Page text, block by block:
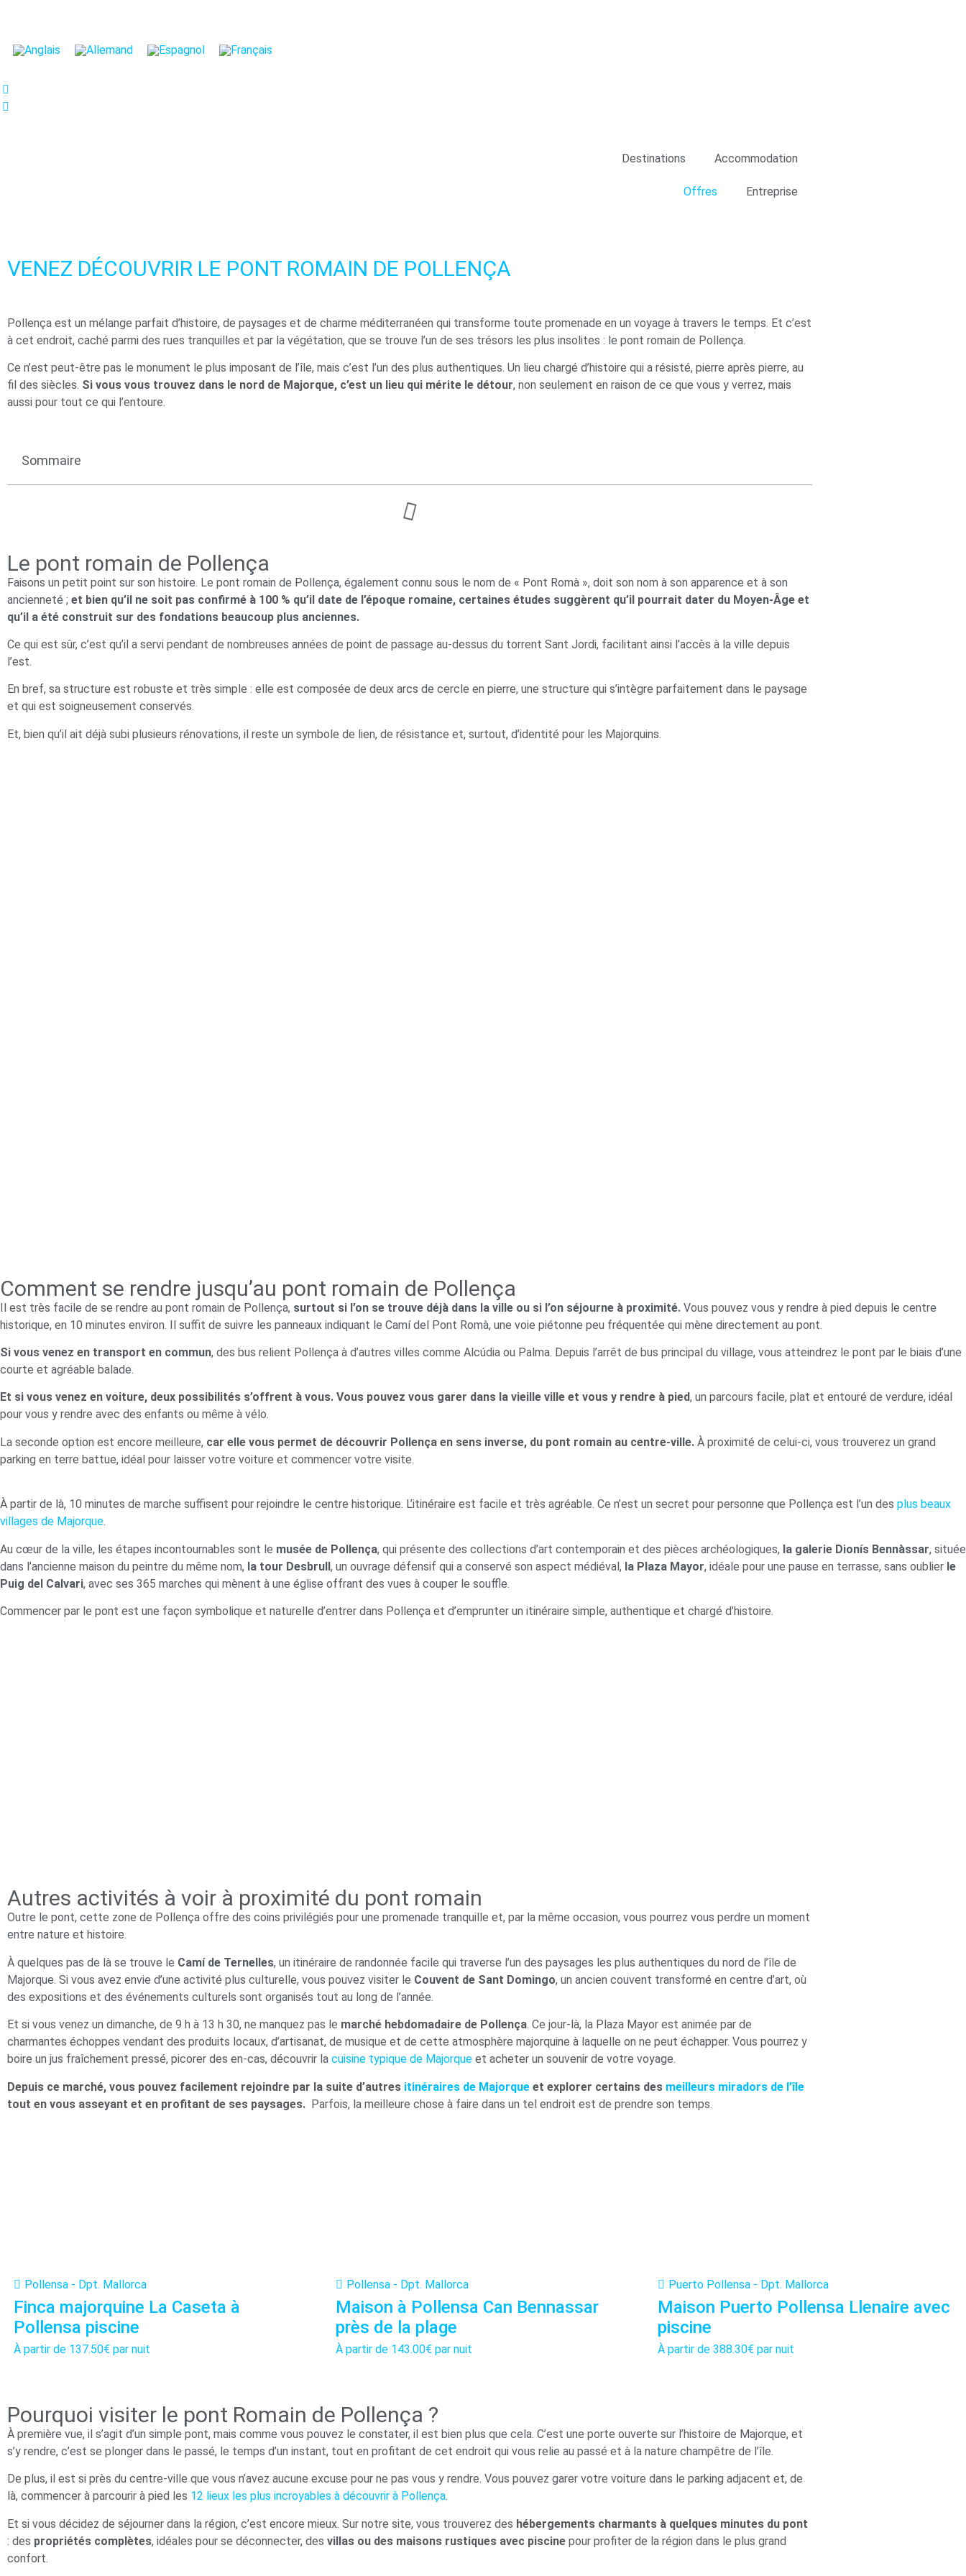
Destinations Accommodation
Offres Entreprise
VENEZ DÉCOUVRIR LE PONT ROMAIN DE POLLENÇA
Pollença est un mélange parfait d’histoire, de paysages et de charme méditerranéen qui transforme toute promenade en un voyage à travers le temps. Et c’est
à cet endroit, caché parmi des rues tranquilles et par la végétation, que se trouve l’un de ses trésors les plus insolites : le pont romain de Pollença.
Ce n’est peut-être pas le monument le plus imposant de l’île, mais c’est l’un des plus authentiques. Un lieu chargé d’histoire qui a résisté, pierre après pierre, au
fil des siècles. Si vous vous trouvez dans le nord de Majorque, c’est un lieu qui mérite le détour, non seulement en raison de ce que vous y verrez, mais
aussi pour tout ce qui l’entoure.
Sommaire
Le pont romain de Pollença
Faisons un petit point sur son histoire. Le pont romain de Pollença, également connu sous le nom de « Pont Romà », doit son nom à son apparence et à son
ancienneté ; et bien qu’il ne soit pas confirmé à 100 % qu’il date de l’époque romaine, certaines études suggèrent qu’il pourrait dater du Moyen-Âge et
qu’il a été construit sur des fondations beaucoup plus anciennes.
Ce qui est sûr, c’est qu’il a servi pendant de nombreuses années de point de passage au-dessus du torrent Sant Jordi, facilitant ainsi l’accès à la ville depuis
l’est.
En bref, sa structure est robuste et très simple : elle est composée de deux arcs de cercle en pierre, une structure qui s’intègre parfaitement dans le paysage
et qui est soigneusement conservés.
Et, bien qu’il ait déjà subi plusieurs rénovations, il reste un symbole de lien, de résistance et, surtout, d’identité pour les Majorquins.
Comment se rendre jusqu’au pont romain de Pollença
Il est très facile de se rendre au pont romain de Pollença, surtout si l’on se trouve déjà dans la ville ou si l’on séjourne à proximité. Vous pouvez vous y rendre à pied depuis le centre
historique, en 10 minutes environ. Il suffit de suivre les panneaux indiquant le Camí del Pont Romà, une voie piétonne peu fréquentée qui mène directement au pont.
Si vous venez en transport en commun, des bus relient Pollença à d’autres villes comme Alcúdia ou Palma. Depuis l’arrêt de bus principal du village, vous atteindrez le pont par le biais d’une
courte et agréable balade.
Et si vous venez en voiture, deux possibilités s’offrent à vous. Vous pouvez vous garer dans la vieille ville et vous y rendre à pied, un parcours facile, plat et entouré de verdure, idéal
pour vous y rendre avec des enfants ou même à vélo.
La seconde option est encore meilleure, car elle vous permet de découvrir Pollença en sens inverse, du pont romain au centre-ville. À proximité de celui-ci, vous trouverez un grand
parking en terre battue, idéal pour laisser votre voiture et commencer votre visite.
À partir de là, 10 minutes de marche suffisent pour rejoindre le centre historique. L’itinéraire est facile et très agréable. Ce n’est un secret pour personne que Pollença est l’un des plus beaux
villages de Majorque.
Au cœur de la ville, les étapes incontournables sont le musée de Pollença, qui présente des collections d’art contemporain et des pièces archéologiques, la galerie Dionís Bennàssar, située
dans l’ancienne maison du peintre du même nom, la tour Desbrull, un ouvrage défensif qui a conservé son aspect médiéval, la Plaza Mayor, idéale pour une pause en terrasse, sans oublier le
Puig del Calvari, avec ses 365 marches qui mènent à une église offrant des vues à couper le souffle.
Commencer par le pont est une façon symbolique et naturelle d’entrer dans Pollença et d’emprunter un itinéraire simple, authentique et chargé d’histoire.
Autres activités à voir à proximité du pont romain
Outre le pont, cette zone de Pollença offre des coins privilégiés pour une promenade tranquille et, par la même occasion, vous pourrez vous perdre un moment
entre nature et histoire.
À quelques pas de là se trouve le Camí de Ternelles, un itinéraire de randonnée facile qui traverse l’un des paysages les plus authentiques du nord de l’île de
Majorque. Si vous avez envie d’une activité plus culturelle, vous pouvez visiter le Couvent de Sant Domingo, un ancien couvent transformé en centre d’art, où
des expositions et des événements culturels sont organisés tout au long de l’année.
Et si vous venez un dimanche, de 9 h à 13 h 30, ne manquez pas le marché hebdomadaire de Pollença. Ce jour-là, la Plaza Mayor est animée par de
charmantes échoppes vendant des produits locaux, d’artisanat, de musique et de cette atmosphère majorquine à laquelle on ne peut échapper. Vous pourrez y
boire un jus fraîchement pressé, picorer des en-cas, découvrir la cuisine typique de Majorque et acheter un souvenir de votre voyage.
Depuis ce marché, vous pouvez facilement rejoindre par la suite d’autres itinéraires de Majorque et explorer certains des meilleurs miradors de l’île
tout en vous asseyant et en profitant de ses paysages. Parfois, la meilleure chose à faire dans un tel endroit est de prendre son temps.
Pollensa - Dpt. Mallorca
Finca majorquine La Caseta à
Pollensa piscine
À partir de 137.50€par nuit
Pollensa - Dpt. Mallorca
Maison à Pollensa Can Bennassar
près de la plage
À partir de 143.00€par nuit
Puerto Pollensa - Dpt. Mallorca
Maison Puerto Pollensa Llenaire avec
piscine
À partir de 388.30€par nuit
Pourquoi visiter le pont Romain de Pollença ?
À première vue, il s’agit d’un simple pont, mais comme vous pouvez le constater, il est bien plus que cela. C’est une porte ouverte sur l’histoire de Majorque, et
s’y rendre, c’est se plonger dans le passé, le temps d’un instant, tout en profitant de cet endroit qui vous relie au passé et à la nature champêtre de l’île.
De plus, il est si près du centre-ville que vous n’avez aucune excuse pour ne pas vous y rendre. Vous pouvez garer votre voiture dans le parking adjacent et, de
là, commencer à parcourir à pied les 12 lieux les plus incroyables à découvrir à Pollença.
Et si vous décidez de séjourner dans la région, c’est encore mieux. Sur notre site, vous trouverez des hébergements charmants à quelques minutes du pont
: des propriétés complètes, idéales pour se déconnecter, des villas ou des maisons rustiques avec piscine pour profiter de la région dans le plus grand
confort.